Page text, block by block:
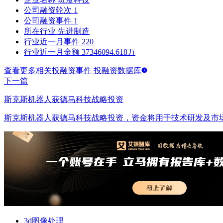
公司融资轮次 1
公司融资事件 1
所在行业 先进制造
行业近一月事件 220
行业近一月金额 37346094.618万
查看更多相关投融资事件 投融资数据库
下一篇
斯克斯机器人获德马科技战略投资
斯克斯机器人获德马科技战略投资，资金将用于技术研发及市
3d图像处理